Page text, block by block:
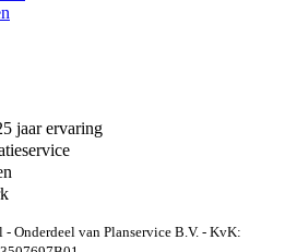
jaar ervaring
van Planservice B.V. - KvK: